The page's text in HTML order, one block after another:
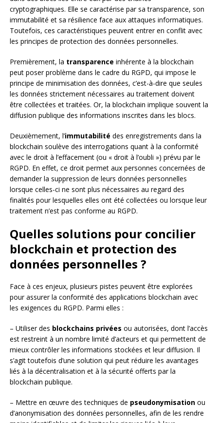
cryptographiques. Elle se caractérise par sa transparence, son
immutabilité et sa résilience face aux attaques informatiques.
Toutefois, ces caractéristiques peuvent entrer en conflit avec
les principes de protection des données personnelles.
Premièrement, la transparence inhérente à la blockchain
peut poser problème dans le cadre du RGPD, qui impose le
principe de minimisation des données, c’est-à-dire que seules
les données strictement nécessaires au traitement doivent
être collectées et traitées. Or, la blockchain implique souvent la
diffusion publique des informations inscrites dans les blocs.
Deuxièmement, l’immutabilité des enregistrements dans la
blockchain soulève des interrogations quant à la conformité
avec le droit à l’effacement (ou « droit à l’oubli ») prévu par le
RGPD. En effet, ce droit permet aux personnes concernées de
demander la suppression de leurs données personnelles
lorsque celles-ci ne sont plus nécessaires au regard des
finalités pour lesquelles elles ont été collectées ou lorsque leur
traitement n’est pas conforme au RGPD.
Quelles solutions pour concilier
blockchain et protection des
données personnelles ?
Face à ces enjeux, plusieurs pistes peuvent être explorées
pour assurer la conformité des applications blockchain avec
les exigences du RGPD. Parmi elles :
– Utiliser des blockchains privées ou autorisées, dont l’accès
est restreint à un nombre limité d’acteurs et qui permettent de
mieux contrôler les informations stockées et leur diffusion. Il
s’agit toutefois d’une solution qui peut réduire les avantages
liés à la décentralisation et à la sécurité offerts par la
blockchain publique.
– Mettre en œuvre des techniques de pseudonymisation ou
d’anonymisation des données personnelles, afin de les rendre